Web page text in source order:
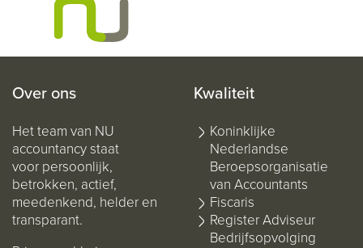
Over ons
Het team van NU
accountancy staat
voor persoonlijk,
betrokken, actief,
meedenkend, helder en
transparant.
Kwaliteit
Koninklijke
Nederlandse
Beroepsorganisatie
van Accountants
Fiscaris
Register Adviseur
Bedrijfsopvolging